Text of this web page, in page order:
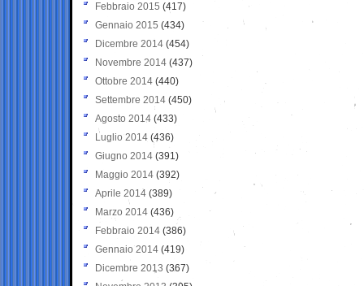
Febbraio 2015 (417)
Gennaio 2015 (434)
Dicembre 2014 (454)
Novembre 2014 (437)
Ottobre 2014 (440)
Settembre 2014 (450)
Agosto 2014 (433)
Luglio 2014 (436)
Giugno 2014 (391)
Maggio 2014 (392)
Aprile 2014 (389)
Marzo 2014 (436)
Febbraio 2014 (386)
Gennaio 2014 (419)
Dicembre 2013 (367)